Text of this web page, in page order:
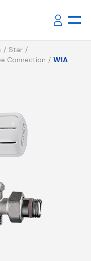
Star
Connection
W1A